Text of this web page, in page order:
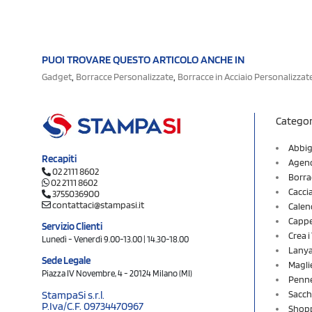
PUOI TROVARE QUESTO ARTICOLO ANCHE IN
Gadget Borracce Personalizzate Borracce in Acciaio
Recapiti
02 2111 8602
02 2111 8602
3755036900
contattaci@stampasi.it
Servizio Clienti
Lunedì - Venerdì 9.00-13.00 | 14.30-18.00
Sede Legale
Piazza IV Novembre, 4 - 20124 Milano (MI)
StampaSi s.r.l.
P.Iva/C.F. 09734470967
Crea